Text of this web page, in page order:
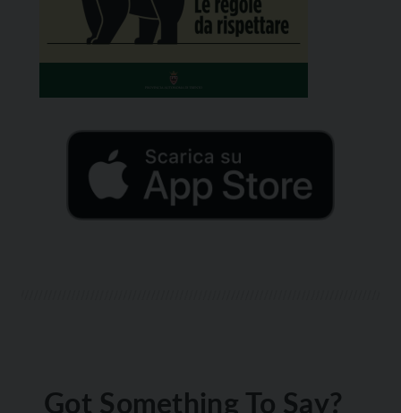
Got Something To Say?